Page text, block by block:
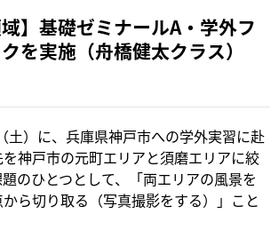
域】基礎ゼミナールA・学外フ
を実施（舟橋健太クラス）
）に、兵庫県神戸市への学外実習に赴
神戸市の元町エリアと須磨エリアに絞
のひとつとして、「両エリアの風景を
から切り取る（写真撮影をする）」こと